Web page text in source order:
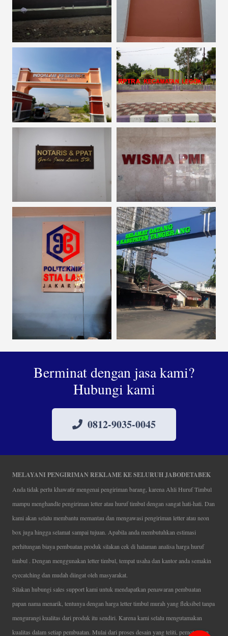
Berminat dengan jasa kami?
Hubungi kami
0812-9035-0045
MELAYANI PENGIRIMAN REKLAME KE SELURUH JABODETABEK
Anda tidak perlu khawatir mengenai pengiriman barang, karena Ahli Huruf Timbul
mampu menghandle pengiriman letter atau huruf timbul dengan sangat hati-hati. Dan
kami akan selalu membantu memantau dan mengawasi pengiriman letter atau neon
box juga hingga selamat sampai tujuan. Apabila anda membutuhkan estimasi
perhitungan biaya pembuatan produk silakan cek di halaman analisa harga huruf
timbul . Dengan menggunakan letter timbul, tempat usaha dan kantor anda semakin
eyecatching dan mudah diingat oleh masyarakat.
Silakan hubungi sales support kami untuk mendapatkan penawaran pembuatan
papan nama menarik, tentunya dengan harga letter timbul murah yang fleksibel tanpa
mengurangi kualitas dari produk itu sendiri. Karena kami selalu mengutamakan
kualitas dalam setiap pembuatan. Mulai dari proses desain yang teliti, pemotongan